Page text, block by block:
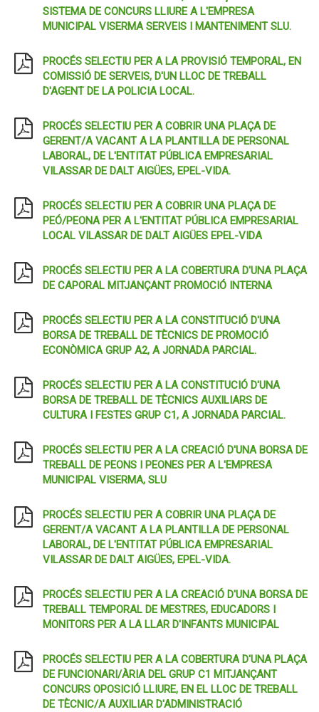
SISTEMA DE CONCURS LLIURE A L'EMPRESA
MUNICIPAL VISERMA SERVEIS I MANTENIMENT SLU.
PROCÉS SELECTIU PER A LA PROVISIÓ TEMPORAL, EN
COMISSIÓ DE SERVEIS, D'UN LLOC DE TREBALL
D'AGENT DE LA POLICIA LOCAL.
PROCÉS SELECTIU PER A COBRIR UNA PLAÇA DE
GERENT/A VACANT A LA PLANTILLA DE PERSONAL
LABORAL, DE L'ENTITAT PÚBLICA EMPRESARIAL
VILASSAR DE DALT AIGÜES, EPEL-VIDA.
PROCÉS SELECTIU PER A COBRIR UNA PLAÇA DE
PEÓ/PEONA PER A L'ENTITAT PÚBLICA EMPRESARIAL
LOCAL VILASSAR DE DALT AIGÜES EPEL-VIDA
PROCÉS SELECTIU PER A LA COBERTURA D'UNA PLAÇA
DE CAPORAL MITJANÇANT PROMOCIÓ INTERNA
PROCÉS SELECTIU PER A LA CONSTITUCIÓ D'UNA
BORSA DE TREBALL DE TÈCNICS DE PROMOCIÓ
ECONÒMICA GRUP A2, A JORNADA PARCIAL.
PROCÉS SELECTIU PER A LA CONSTITUCIÓ D'UNA
BORSA DE TREBALL DE TÈCNICS AUXILIARS DE
CULTURA I FESTES GRUP C1, A JORNADA PARCIAL.
PROCÉS SELECTIU PER A LA CREACIÓ D'UNA BORSA DE
TREBALL DE PEONS I PEONES PER A L'EMPRESA
MUNICIPAL VISERMA, SLU
PROCÉS SELECTIU PER A COBRIR UNA PLAÇA DE
GERENT/A VACANT A LA PLANTILLA DE PERSONAL
LABORAL, DE L'ENTITAT PÚBLICA EMPRESARIAL
VILASSAR DE DALT AIGÜES, EPEL-VIDA.
PROCÉS SELECTIU PER A LA CREACIÓ D'UNA BORSA DE
TREBALL TEMPORAL DE MESTRES, EDUCADORS I
MONITORS PER A LA LLAR D'INFANTS MUNICIPAL
PROCÉS SELECTIU PER A LA COBERTURA D'UNA PLAÇA
DE FUNCIONARI/ÀRIA DEL GRUP C1 MITJANÇANT
CONCURS OPOSICIÓ LLIURE, EN EL LLOC DE TREBALL
DE TÈCNIC/A AUXILIAR D'ADMINISTRACIÓ